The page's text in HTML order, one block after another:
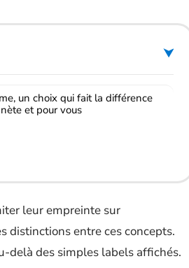
un choix qui fait la différence
et pour vous
leur empreinte sur
distinctions entre ces concepts.
delà des simples labels affichés.